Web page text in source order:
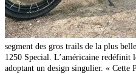
segment des gros trails de la plus
1250 Special. L’américaine redéfinit
adoptant un design singulier. « Cette